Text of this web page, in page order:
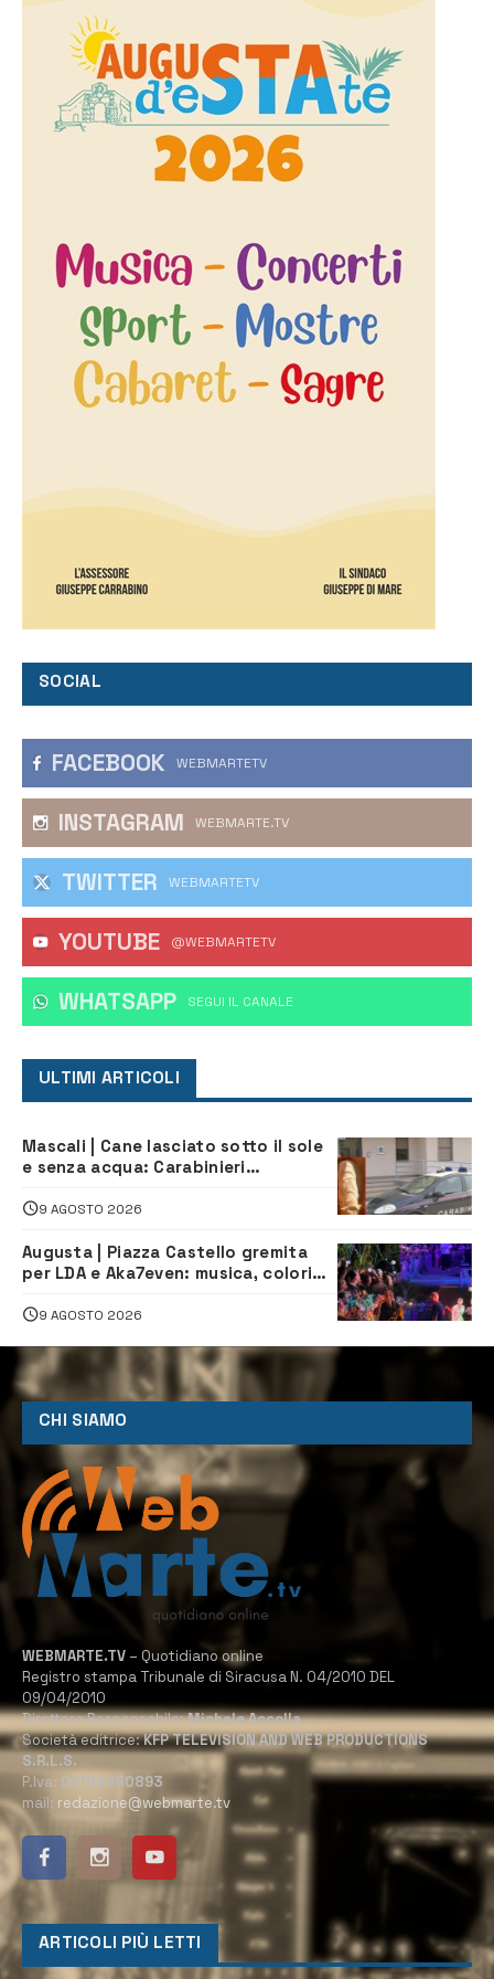
SOCIAL
FACEBOOK WEBMARTETV
INSTAGRAM WEBMARTE.TV
TWITTER WEBMARTETV
YOUTUBE @WEBMARTETV
WHATSAPP ‎SEGUI IL CANALE
ULTIMI ARTICOLI
Mascali | Cane lasciato sotto il sole
e senza acqua: Carabinieri
9 AGOSTO 2026
Augusta | Piazza Castello gremita
per LDA e Aka7even: musica, colori
9 AGOSTO 2026
CHI SIAMO
WEBMARTE.TV – Quotidiano online
Registro stampa Tribunale di Siracusa N. 04/2010 DEL
09/04/2010
Direttore Responsabile:Michele Accolla
Società editrice:KFP TELEVISION AND WEB PRODUCTIONS
S.R.L.S.
P.Iva: 02184950893
mail: redazione@webmarte.tv
ARTICOLI PIÙ LETTI